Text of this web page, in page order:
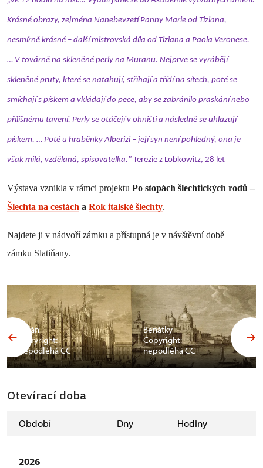
Krásné obrazy, zejména Nanebevzetí Panny Marie od Tiziana,
nesmírně krásné – další mistrovská díla od Tiziana a Paola Veronese.
… V továrně na skleněné perly na Muranu. Nejprve se vyrábějí
skleněné pruty, které se natahují, stříhají a třídí na sítech, poté se
smíchají s pískem a vkládají do pece, aby se zabránilo praskání nebo
přílišnému tavení. Perly se otáčejí v ohništi a následně se uhlazují
pískem. … Poté u hraběnky Alberizi – její syn není pohledný, ona je
však milá, vzdělaná, spisovatelka." Terezie z Lobkowitz, 28 let
Výstava vznikla v rámci projektu Po stopách šlechtických rodů –
Šlechta na cestách a Rok italské šlechty.
Najdete ji v nádvoří zámku a přístupná je v návštěvní době
zámku Slatiňany.
Milán
Copyright:
nepodléhá CC
Benátky
Copyright:
nepodléhá CC
Otevírací doba
Období Dny Hodiny
2026